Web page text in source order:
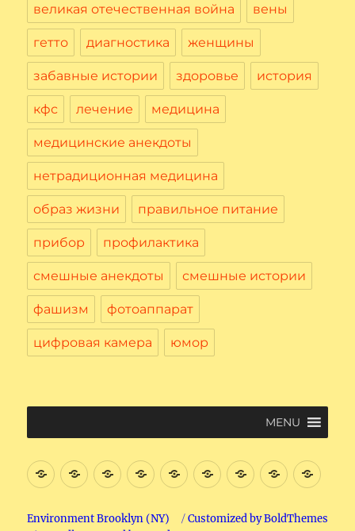
великая отечественная война вены
гетто диагностика женщины
забавные истории здоровье история
кфс лечение медицина
медицинские анекдоты
нетрадиционная медицина
образ жизни правильное питание
прибор профилактика
смешные анекдоты смешные истории
фашизм фотоаппарат
цифровая камера юмор
MENU
ВведениеЦифровая
Вычислительная
Машина
Файловая
система
на
Текстовый
редактор
Интернет
Начнем
поиск
в
Электронная
почта. редактор
Paint
Customized by BoldThemes
Environment Brooklyn (NY)